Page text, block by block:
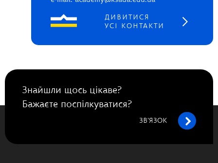
ДИВИТИСЯ
УСІ КОНТАКТИ
Знайшли щось цікаве?
Бажаєте поспілкуватися?
ЗВ’ЯЗОК